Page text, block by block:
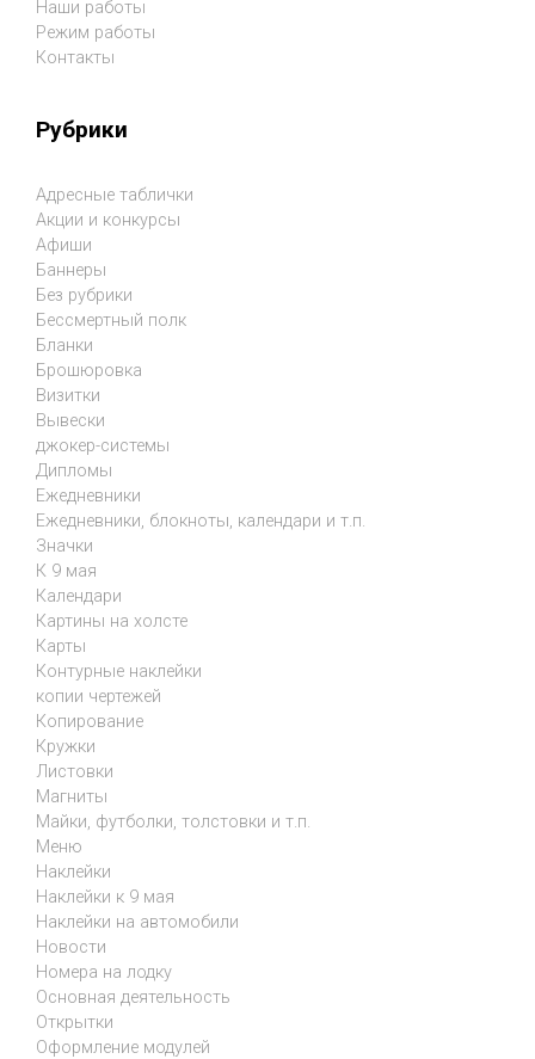
Наши работы
Режим работы
Контакты
Рубрики
Адресные таблички
Акции и конкурсы
Афиши
Баннеры
Без рубрики
Бессмертный полк
Бланки
Брошюровка
Визитки
Вывески
джокер-системы
Дипломы
Ежедневники
Ежедневники, блокноты, календари и т.п.
Значки
К 9 мая
Календари
Картины на холсте
Карты
Контурные наклейки
копии чертежей
Копирование
Кружки
Листовки
Магниты
Майки, футболки, толстовки и т.п.
Меню
Наклейки
Наклейки к 9 мая
Наклейки на автомобили
Новости
Номера на лодку
Основная деятельность
Открытки
Оформление модулей